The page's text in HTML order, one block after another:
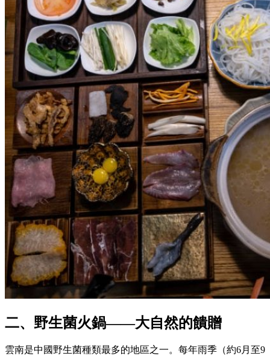
二、野生菌火鍋——大自然的饋贈
雲南是中國野生菌種類最多的地區之一。每年雨季（約6月至9